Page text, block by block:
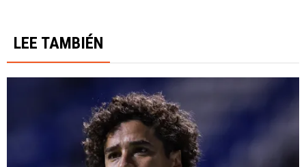
LEE TAMBIÉN